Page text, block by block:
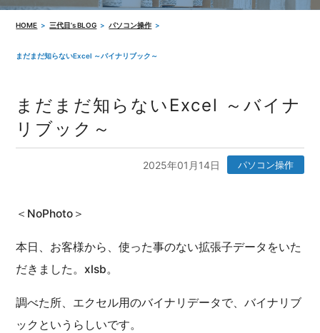
HOME 三代目’s BLOG パソコン操作
まだまだ知らないExcel ～バイナリブック～
まだまだ知らないExcel ～バイナ
リブック～
2025年01月14日 パソコン操作
＜NoPhoto＞
本日、お客様から、使った事のない拡張子データをいた
だきました。xlsb。
調べた所、エクセル用のバイナリデータで、バイナリブ
ックというらしいです。